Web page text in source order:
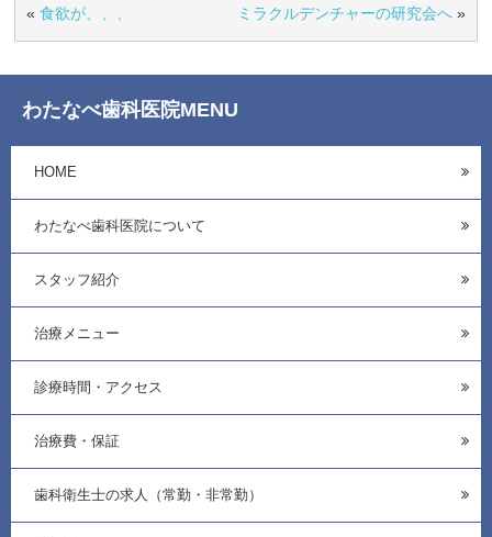
«食欲が、、、 ミラクルデンチャーの研究会へ»
わたなべ歯科医院MENU
HOME
わたなべ歯科医院について
スタッフ紹介
治療メニュー
診療時間・アクセス
治療費・保証
歯科衛生士の求人（常勤・非常勤）